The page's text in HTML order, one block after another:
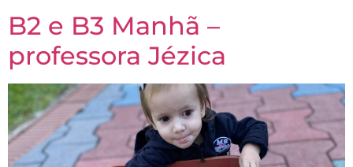
B2 e B3 Manhã –
professora Jézica